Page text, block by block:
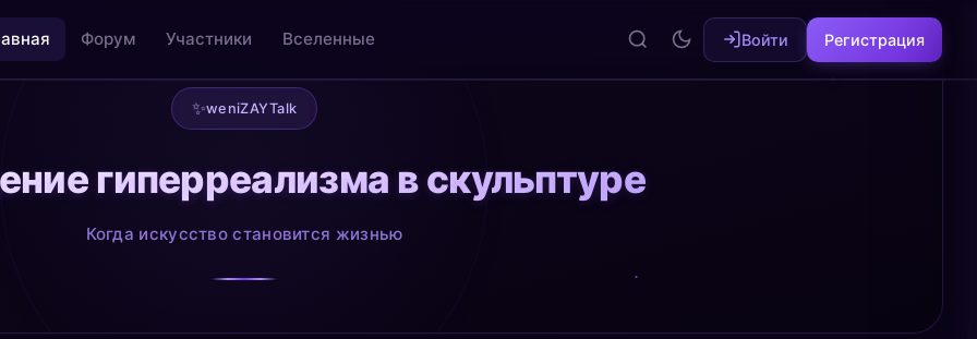
Форум Участники Вселенные Войти Регистрация
Творчество как медитация
✨weniZAYTalk
гиперреализма в скульптуре
Когда искусство становится жизнью